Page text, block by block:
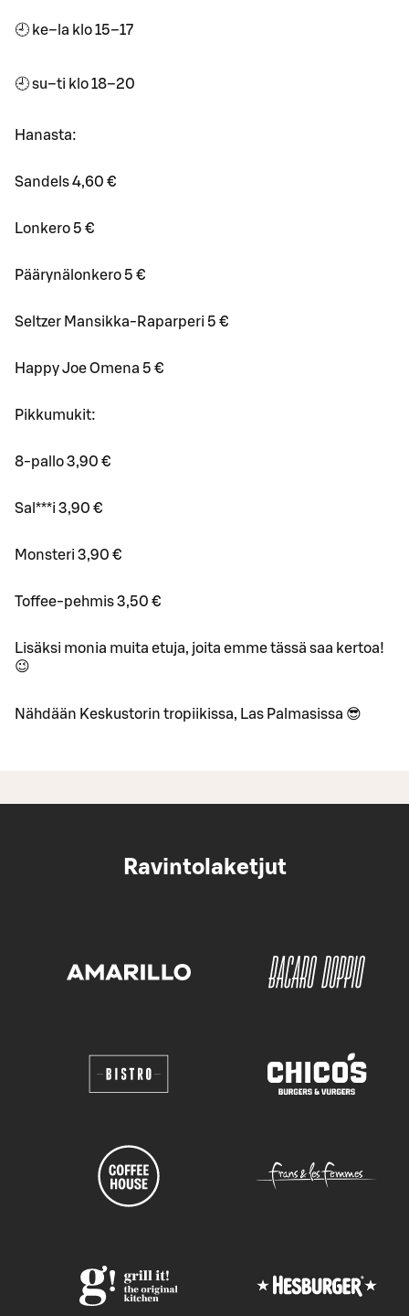
🕘 ke–la klo 15–17
🕘 su–ti klo 18–20
Hanasta:
Sandels 4,60 €
Lonkero 5 €
Päärynälonkero 5 €
Seltzer Mansikka-Raparperi 5 €
Happy Joe Omena 5 €
Pikkumukit:
8-pallo 3,90 €
Sal***i 3,90 €
Monsteri 3,90 €
Toffee-pehmis 3,50 €
Lisäksi monia muita etuja, joita emme tässä saa kertoa!
😉
Nähdään Keskustorin tropiikissa, Las Palmasissa 😎
Ravintolaketjut